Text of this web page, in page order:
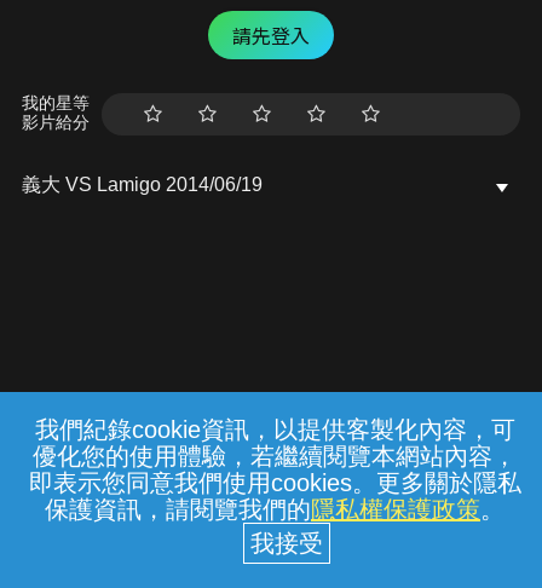
我們紀錄cookie資訊，以提供客製化內容，可
優化您的使用體驗，若繼續閱覽本網站內容，
即表示您同意我們使用cookies。更多關於隱私
保護資訊，請閱覽我們的隱私權保護政策。
請先登入
我的星等
影片給分
義大 VS Lamigo 2014/06/19
常見問題 線上客服 服務條款 隱私權保護
中華電信股份有限公司個人家庭分公司
(統一編號：96979949) © 2026
{{notifyMsg}}